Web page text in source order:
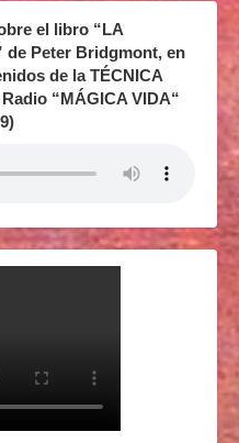
el libro “LA
de Peter Bridgmont, en
de la TÉCNICA
“MÁGICA VIDA“